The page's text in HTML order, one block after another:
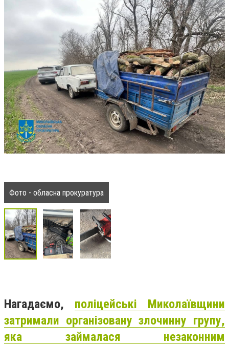
Фото - обласна прокуратура
Нагадаємо, поліцейські Миколаївщини
затримали організовану злочинну групу,
яка займалася незаконним